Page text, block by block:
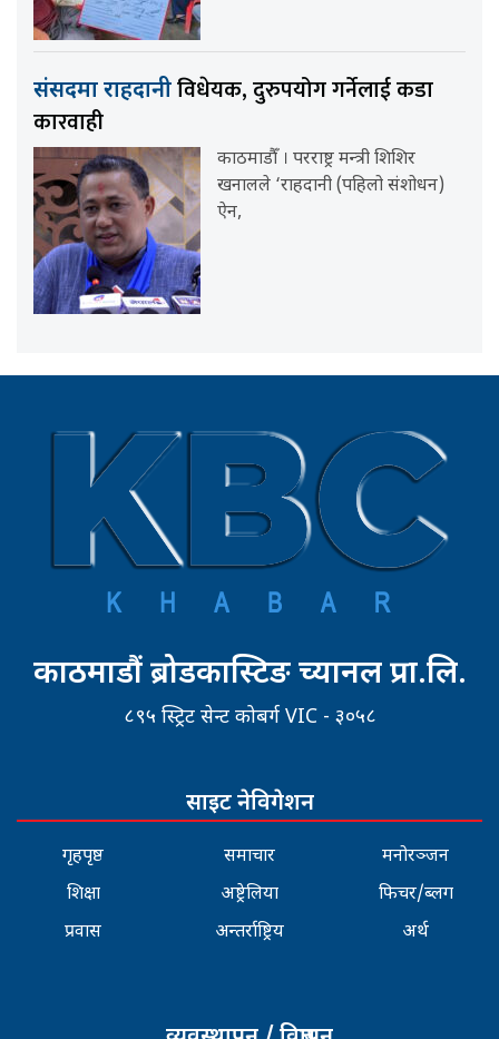
संसदमा राहदानीविधेयक, दुरुपयोग गर्नेलाई कडा
कारवाही
काठमाडौँ । परराष्ट्र मन्त्री शिशिर
खनालले ‘राहदानी (पहिलो संशोधन)
ऐन,
काठमाडौं ब्रोडकास्टिङ च्यानल प्रा.लि.
८९५ स्ट्रिट सेन्ट कोबर्ग VIC - ३०५८
साइट नेविगेशन
गृहपृष्ठ
शिक्षा
प्रवास
समाचार
अष्ट्रेलिया
अन्तर्राष्ट्रिय
मनोरञ्जन
फिचर/ब्लग
अर्थ